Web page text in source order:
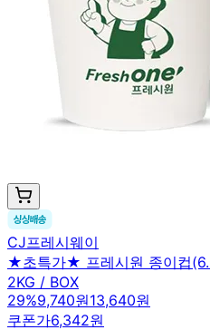
CJ프레시웨이
★초특가★ 프레시원 종이컵
2KG / BOX
29%9,740원13,640원
쿠폰가6,342원